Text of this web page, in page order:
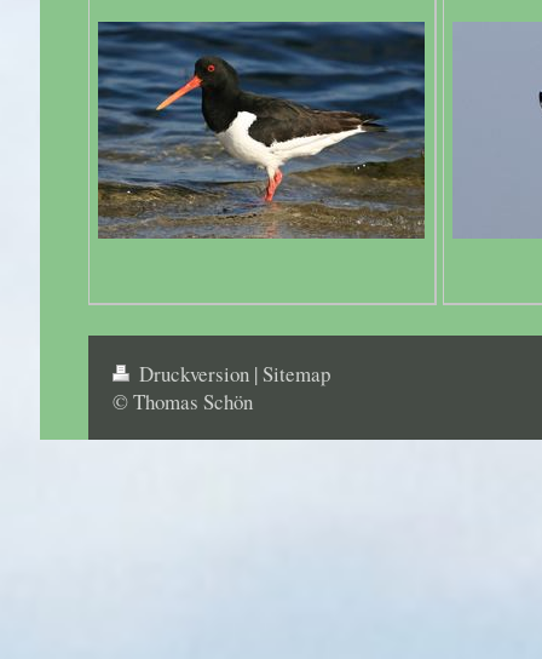
Druckversion |Sitemap
© Thomas Schön